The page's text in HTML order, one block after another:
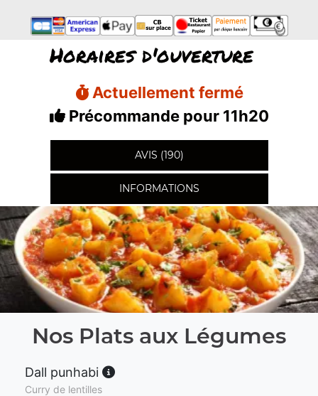
Horaires d'ouverture
Actuellement fermé
Précommande pour 11h20
AVIS (190)
INFORMATIONS
Nos Plats aux Légumes
Dall punhabi
Curry de lentilles